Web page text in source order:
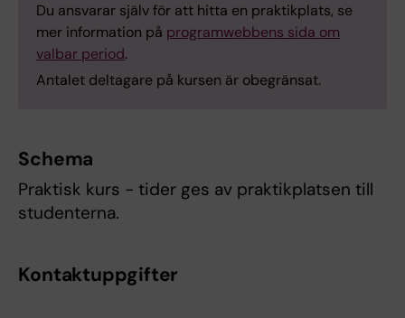
Du ansvarar själv för att hitta en praktikplats, se
mer information på programwebbens sida om
valbar period.
Antalet deltagare på kursen är obegränsat.
Schema
Praktisk kurs - tider ges av praktikplatsen till
studenterna.
Kontaktuppgifter